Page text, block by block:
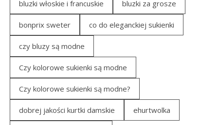
bluzki włoskie i francuskie bluzki za grosze
bonprix sweter co do eleganckiej sukienki
czy bluzy są modne
Czy kolorowe sukienki są modne
Czy kolorowe sukienki są modne?
dobrej jakości kurtki damskie ehurtwolka